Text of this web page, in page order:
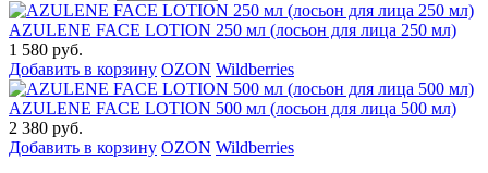
AZULENE FACE LOTION 250 мл (лосьон для лица 250 мл)
1 580 руб.
Добавить в корзину OZON Wildberries
AZULENE FACE LOTION 500 мл (лосьон для лица 500 мл)
2 380 руб.
Добавить в корзину OZON Wildberries